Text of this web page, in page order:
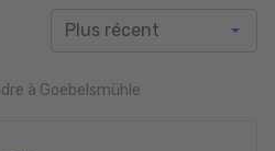
à Goebelsmühle